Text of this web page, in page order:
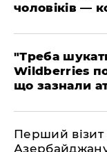
чоловіків —
​"Треба
Wildberries
що зазнали
​Перший візит